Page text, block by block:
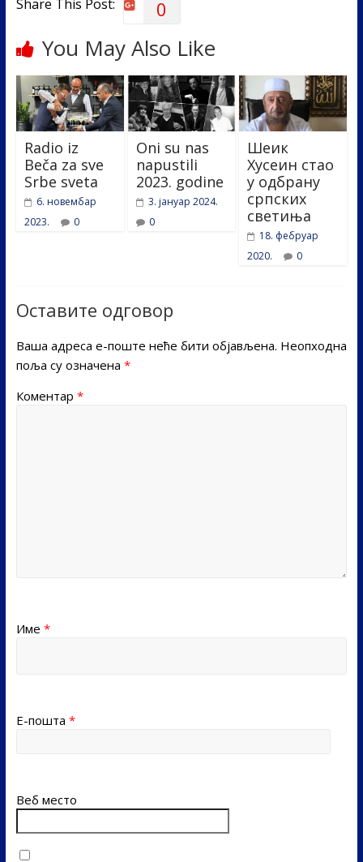
Share This Post: 0
You May Also Like
Radio iz
Beča za sve
Srbe sveta
6. новембар
2023.
0
Oni su nas
napustili
2023. godine
3. јануар 2024.
0
Шеик
Хусеин стао
у одбрану
српских
светиња
18. фебруар
2020.
0
Оставите одговор
Ваша адреса е-поште неће бити објављена. Неопходна
поља су означена *
Коментар *
Име *
Е-пошта *
Веб место